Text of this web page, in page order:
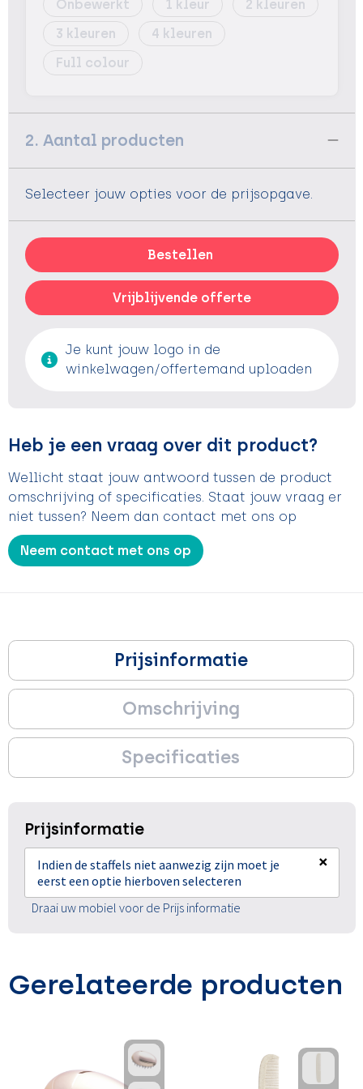
Onbewerkt
1
2
3
4
Full colour
2. Aantal producten
Selecteer jouw opties voor de prijsopgave.
Bestellen
Vrijblijvende offerte
Je kunt jouw logo in de
winkelwagen/offertemand uploaden
Heb je een vraag over dit product?
Wellicht staat jouw antwoord tussen de product
omschrijving of specificaties. Staat jouw vraag er
niet tussen? Neem dan contact met ons op
Neem contact met ons op
Prijsinformatie
Omschrijving
Specificaties
Prijsinformatie
Indien de staffels niet aanwezig zijn moet je
eerst een optie hierboven selecteren
×
Draai uw mobiel voor de Prijs informatie
Gerelateerde producten